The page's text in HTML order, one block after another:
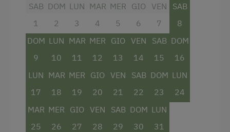
WiFi
Lago balneabile
Percorso senza barriere architettoniche
SAB
1
DOM
2
LUN
3
MAR
4
MER
5
GIO
6
VEN
7
SAB
8
DOM
9
LUN
10
MAR
11
MER
12
GIO
13
VEN
14
SAB
15
DOM
16
LUN
17
MAR
18
MER
19
GIO
20
VEN
21
SAB
22
DOM
23
LUN
24
MAR
25
MER
26
GIO
27
VEN
28
SAB
29
DOM
30
LUN
31